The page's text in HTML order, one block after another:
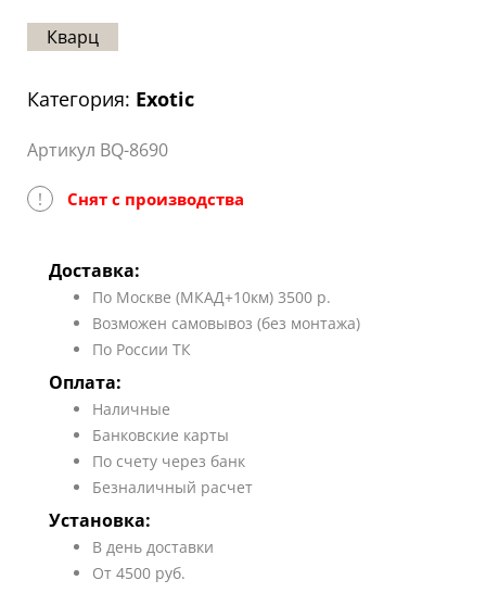
Карта
Кварц
Категория: Exotic
Артикул BQ-8690
! Снят с производства
Доставка:
По Москве (МКАД+10км) 3500 р.
Возможен самовывоз (без монтажа)
По России ТК
Оплата:
Наличные
Банковские карты
По счету через банк
Безналичный расчет
Установка:
В день доставки
От 4500 руб.